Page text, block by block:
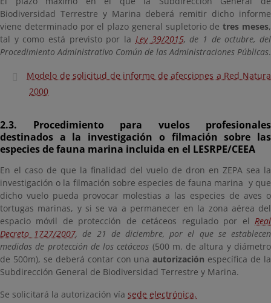
Biodiversidad Terrestre y Marina deberá remitir dicho informe
viene determinado por el plazo general supletorio detres meses,
tal y como está previsto por la Ley 39/2015, de 1 de octubre, del
Procedimiento Administrativo Común de las Administraciones Públicas.
Modelo de solicitud de informe de afecciones a Red Natura
2000
2.3. Procedimiento para vuelos profesionales
destinados a la investigación o filmación sobre las
especies de fauna marina incluida en el LESRPE/CEEA
En el caso de que la finalidad del vuelo de dron en ZEPA sea la
investigación o la filmación sobre especies de fauna marina y que
dicho vuelo pueda provocar molestias a las especies de aves o
tortugas marinas, y si se va a permanecer en la zona aérea del
espacio móvil de protección de cetáceos regulado por el Real
Decreto 1727/2007, de 21 de diciembre, por el que se establecen
medidas de protección de los cetáceos (500 m. de altura y diámetro
de 500m), se deberá contar con unaautorización específica de la
Subdirección General de Biodiversidad Terrestre y Marina.
Se solicitará la autorización vía sede electrónica.